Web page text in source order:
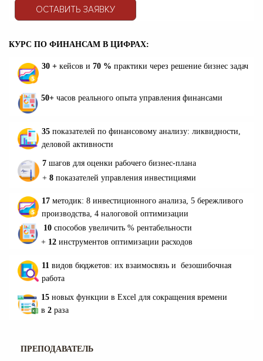
ОСТАВИТЬ ЗАЯВКУ
КУРС ПО ФИНАНСАМ В ЦИФРАХ:
30 + кейсов и 70 % практики через решение бизнес задач
50+ часов реального опыта управления финансами
35 показателей по финансовому анализу: ликвидности,
деловой активности
7 шагов для оценки рабочего бизнес-плана
+ 8 показателей управления инвестициями
17 методик: 8 инвестиционного анализа, 5 бережливого
производства, 4 налоговой оптимизации
10 способов увеличить % рентабельности
+ 12 инструментов оптимизации расходов
11 видов бюджетов: их взаимосвязь и безошибочная
работа
15 новых функции в Excel для сокращения времени
в 2 раза
ПРЕПОДАВАТЕЛЬ